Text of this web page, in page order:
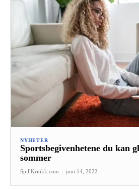
NYHETER
Sportsbegivenhetene du kan
sommer
SpillKritikk.com - juni 14, 2022